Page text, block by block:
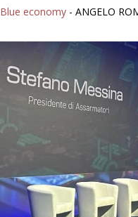
Blue economy - ANGELO